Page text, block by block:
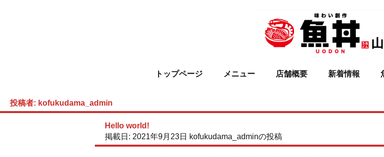
トップページ メニュー 店舗概要 新着情報
投稿者: kofukudama_admin
Hello world!
掲載日: 2021年9月23日 kofukudama_adminの投稿